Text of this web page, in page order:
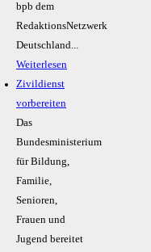
bpb dem
RedaktionsNetzwerk
Deutschland...
Weiterlesen
Zivildienst
vorbereiten
Das
Bundesministerium
für Bildung,
Familie,
Senioren,
Frauen und
Jugend bereitet